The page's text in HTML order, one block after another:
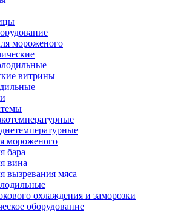
мороженого
витрины
мороженого
бара
вина
вызревания мяса
охлаждения и заморозки
оборудование